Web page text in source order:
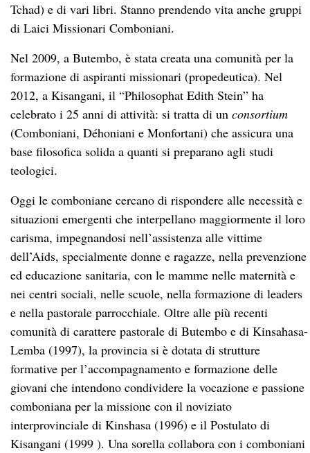
Tchad) e di vari libri. Stanno prendendo vita anche gruppi
di Laici Missionari Comboniani.
Nel 2009, a Butembo, è stata creata una comunità per la
formazione di aspiranti missionari (propedeutica). Nel
2012, a Kisangani, il “Philosophat Edith Stein” ha
celebrato i 25 anni di attività: si tratta di un consortium
(Comboniani, Déhoniani e Monfortani) che assicura una
base filosofica solida a quanti si preparano agli studi
teologici.
Oggi le comboniane cercano di rispondere alle necessità e
situazioni emergenti che interpellano maggiormente il loro
carisma, impegnandosi nell’assistenza alle vittime
dell’Aids, specialmente donne e ragazze, nella prevenzione
ed educazione sanitaria, con le mamme nelle maternità e
nei centri sociali, nelle scuole, nella formazione di leaders
e nella pastorale parrocchiale. Oltre alle più recenti
comunità di carattere pastorale di Butembo e di Kinsahasa-
Lemba (1997), la provincia si è dotata di strutture
formative per l’accompagnamento e formazione delle
giovani che intendono condividere la vocazione e passione
comboniana per la missione con il noviziato
interprovinciale di Kinshasa (1996) e il Postulato di
Kisangani (1999 ). Una sorella collabora con i comboniani